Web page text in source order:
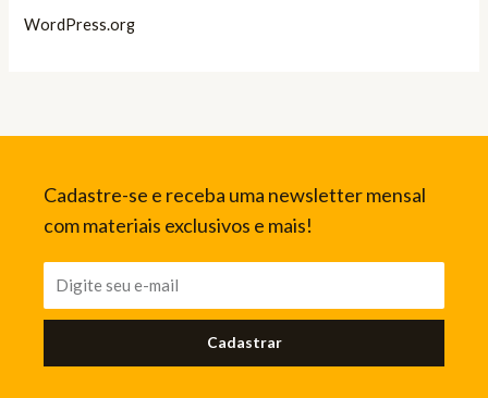
WordPress.org
Cadastre-se e receba uma newsletter mensal
com materiais exclusivos e mais!
Cadastrar